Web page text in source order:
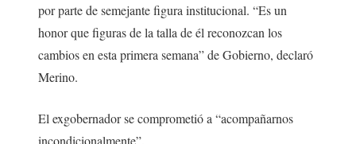
por parte de semejante figura institucional. “Es un
honor que figuras de la talla de él reconozcan los
cambios en esta primera semana” de Gobierno, declaró
Merino.
El exgobernador se comprometió a “acompañarnos
incondicionalmente”.